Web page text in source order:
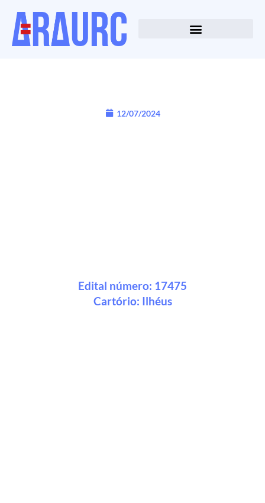
12/07/2024
Edital número: 17475
Cartório: Ilhéus